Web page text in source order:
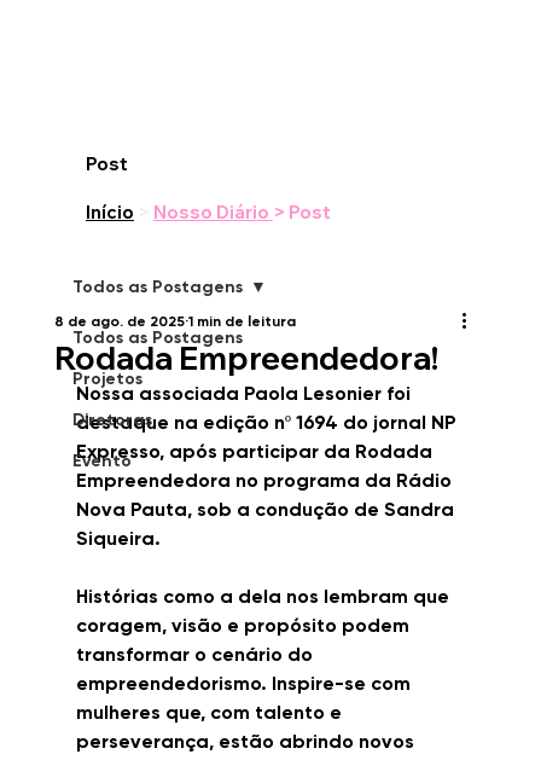
Início Nosso Diário > Post
Post
Todos as Postagens
Projetos
Diretoras
Evento
Todos as Postagens
Rodada Empreendedora!
8 de ago. de 2025 1 min de leitura
Nossa associada Paola Lesonier foi
destaque na edição nº 1694 do jornal NP
Expresso, após participar da Rodada
Empreendedora no programa da Rádio
Nova Pauta, sob a condução de Sandra
Siqueira.
Histórias como a dela nos lembram que
coragem, visão e propósito podem
transformar o cenário do
empreendedorismo. Inspire-se com
mulheres que, com talento e
perseverança, estão abrindo novos